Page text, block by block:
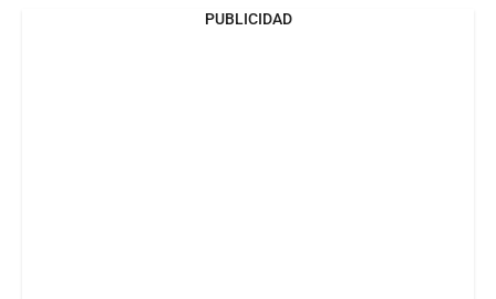
PUBLICIDAD